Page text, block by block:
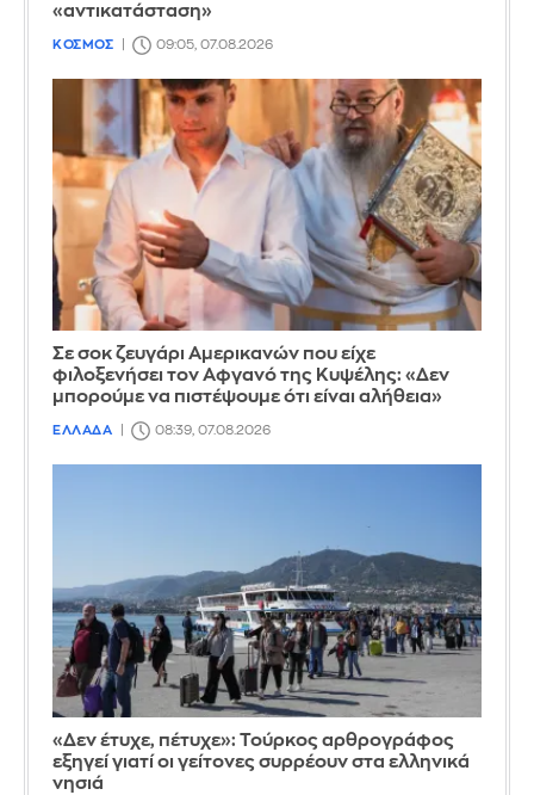
«αντικατάσταση»
ΚΟΣΜΟΣ 09:05, 07.08.2026
Σε σοκ ζευγάρι Αμερικανών που είχε
φιλοξενήσει τον Αφγανό της Κυψέλης: «Δεν
μπορούμε να πιστέψουμε ότι είναι αλήθεια»
ΕΛΛΑΔΑ 08:39, 07.08.2026
«Δεν έτυχε, πέτυχε»: Τούρκος αρθρογράφος
εξηγεί γιατί οι γείτονες συρρέουν στα ελληνικά
νησιά